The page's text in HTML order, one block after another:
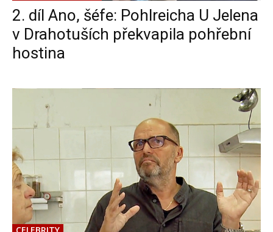
2. díl Ano, šéfe: Pohlreicha U Jelena
v Drahotuších překvapila pohřební
hostina